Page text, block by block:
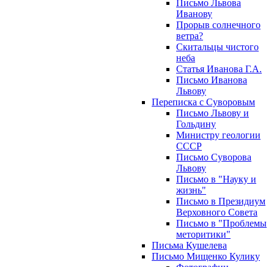
Письмо Львова
Иванову
Прорыв солнечного
ветра?
Скитальцы чистого
неба
Статья Иванова Г.А.
Письмо Иванова
Львову
Переписка с Суворовым
Письмо Львову и
Гольдину
Министру геологии
СССР
Письмо Суворова
Львову
Письмо в "Науку и
жизнь"
Письмо в Президиум
Верховного Совета
Письмо в "Проблемы
меторитики"
Письма Кушелева
Письмо Мищенко Кулику